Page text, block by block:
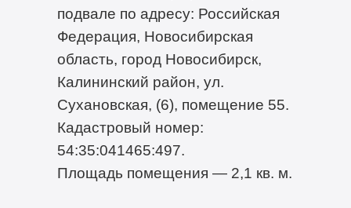
подвале по адресу: Российская
Федерация, Новосибирская
область, город Новосибирск,
Калининский район, ул.
Сухановская, (6), помещение 55.
Кадастровый номер:
54:35:041465:497.
Площадь помещения — 2,1 кв. м.